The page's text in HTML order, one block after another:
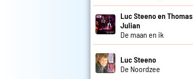
Luc Steeno en Thomas
Julian
De maan en ik
Luc Steeno
De Noordzee